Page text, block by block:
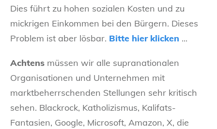
Dies führt zu hohen sozialen Kosten und zu
mickrigen Einkommen bei den Bürgern. Dieses
Problem ist aber lösbar. Bitte hier klicken ...
Achtens müssen wir alle supranationalen
Organisationen und Unternehmen mit
marktbeherrschenden Stellungen sehr kritisch
sehen. Blackrock, Katholizismus, Kalifats-
Fantasien, Google, Microsoft, Amazon, X, die